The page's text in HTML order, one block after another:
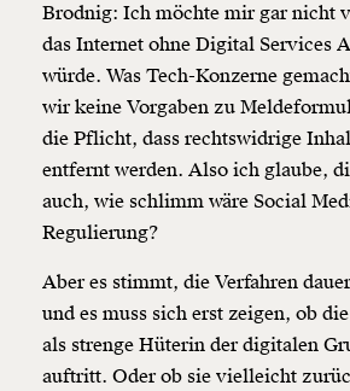
Brodnig: Ich möchte mir gar nicht
das Internet ohne Digital Services
würde. Was Tech-Konzerne
wir keine Vorgaben zu
die Pflicht, dass rechtswidrige
entfernt werden. Also ich glaube,
auch, wie schlimm wäre Social
Regulierung?
Aber es stimmt, die Verfahren
und es muss sich erst zeigen, ob
als strenge Hüterin der digitalen
auftritt. Oder ob sie vielleicht